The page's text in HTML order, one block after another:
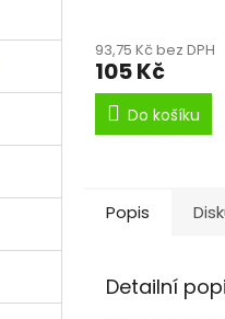
extra silným
93,75 Kč bez DPH
105 Kč
Do košíku
Popis
Detailní